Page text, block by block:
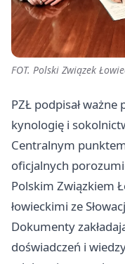
FOT. Polski Związek
PZŁ podpisał
kynologię i
Centralnym
oficjalnych
Polskim Związkiem
łowieckimi ze
Dokumenty
doświadczeń i